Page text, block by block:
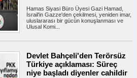
Terörsüz Türkiye için hazırlanan
Çerçeve Yasa Teklifi'nin maddeleri belli oldu,
işte tam metni
12 maddeden oluşan tam metni ortaya çıktı.
Hamas Siyasi Büro Üyesi Gazi Hamad,
İsrail'in Gazze'den çekilmesi, yeniden imar,
uluslararası bir gücün konuşlanması ve
Ulusal Komi...
Devlet Bahçeli'den Terörsüz
Türkiye açıklaması: Süreç
niye başladı diyenler cahildir